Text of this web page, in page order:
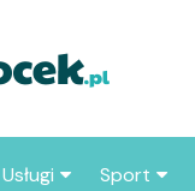
Usługi Sport